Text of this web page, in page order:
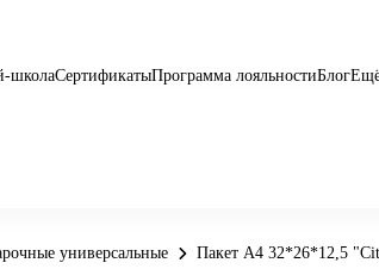
школаСертификатыПрограмма лояльностиБлог
универсальные Пакет А4 32*26*12,5